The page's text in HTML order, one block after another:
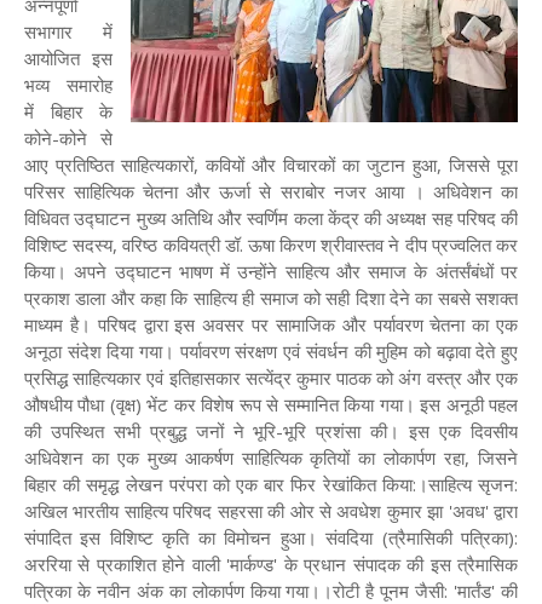
अन्नपूर्णा
सभागार में
आयोजित इस
भव्य समारोह
में बिहार के
कोने-कोने से
आए प्रतिष्ठित साहित्यकारों, कवियों और विचारकों का जुटान हुआ, जिससे पूरा
परिसर साहित्यिक चेतना और ऊर्जा से सराबोर नजर आया । अधिवेशन का
विधिवत उद्घाटन मुख्य अतिथि और स्वर्णिम कला केंद्र की अध्यक्ष सह परिषद की
विशिष्ट सदस्य, वरिष्ठ कवियत्री डॉ. ऊषा किरण श्रीवास्तव ने दीप प्रज्वलित कर
किया। अपने उद्घाटन भाषण में उन्होंने साहित्य और समाज के अंतर्संबंधों पर
प्रकाश डाला और कहा कि साहित्य ही समाज को सही दिशा देने का सबसे सशक्त
माध्यम है। परिषद द्वारा इस अवसर पर सामाजिक और पर्यावरण चेतना का एक
अनूठा संदेश दिया गया। पर्यावरण संरक्षण एवं संवर्धन की मुहिम को बढ़ावा देते हुए
प्रसिद्ध साहित्यकार एवं इतिहासकार सत्येंद्र कुमार पाठक को अंग वस्त्र और एक
औषधीय पौधा (वृक्ष) भेंट कर विशेष रूप से सम्मानित किया गया। इस अनूठी पहल
की उपस्थित सभी प्रबुद्ध जनों ने भूरि-भूरि प्रशंसा की। इस एक दिवसीय
अधिवेशन का एक मुख्य आकर्षण साहित्यिक कृतियों का लोकार्पण रहा, जिसने
बिहार की समृद्ध लेखन परंपरा को एक बार फिर रेखांकित किया:।साहित्य सृजन:
अखिल भारतीय साहित्य परिषद सहरसा की ओर से अवधेश कुमार झा 'अवध' द्वारा
संपादित इस विशिष्ट कृति का विमोचन हुआ। संवदिया (त्रैमासिकी पत्रिका):
अररिया से प्रकाशित होने वाली 'मार्कण्ड' के प्रधान संपादक की इस त्रैमासिक
पत्रिका के नवीन अंक का लोकार्पण किया गया।।रोटी है पूनम जैसी: 'मार्तंड' की